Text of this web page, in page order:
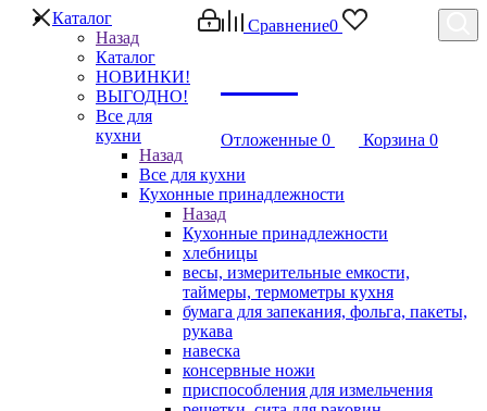
Сравнение0
Отложенные 0 Корзина 0
Каталог
Назад
Каталог
НОВИНКИ!
ВЫГОДНО!
Все для
кухни
Назад
Все для кухни
Кухонные принадлежности
Назад
Кухонные принадлежности
хлебницы
весы, измерительные емкости,
таймеры, термометры кухня
бумага для запекания, фольга, пакеты,
рукава
навеска
консервные ножи
приспособления для измельчения